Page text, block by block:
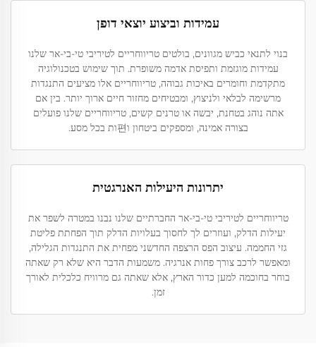
עמידות וביצוע יוצאי דופן
בנוי לתנאי כביש מגוונים, בולטים טריווחריים לטיריבי טי-בי-אר שלנו
עמידות מוגזמת ותפיסת אדמה משופרת. תוך שימוש בטכנולוגיה
מתקדמת וחומרים באיכות גבוהה, טריווחריים אלו מציעים התנגדות
מרשימה לבלאי ולניצוץ, ומבטיחים מחזור חיים ארוך יותר. בין אם
אתה נוהג בטחנת, יבשה או טרנים קשים, טריווחריים שלנו פועלים
בצורה אמינה, ומספקים ביטחון ו편ות בכל מסע.
יתרונות היעילות האנרגטית
טריווחריים לטיריבי טי-בי-אר החברתיים שלנו נבנו במטרה לשפר את
יעילות הדלק, ועוזרים לך לחסוך בעלויות הדלק תוך הפחתת פליטת
גזי החממה. עיצוב הפס הרצפה החדשני מפחית את התנגדות הגלילה,
ומאפשר לרכב צורך פחות אנרגיה. משמעות הדבר היא שלא רק שאתה
בוחר בחוכמה למען כדור הארץ, אלא שאתה גם מרוויח כלכלית לאורך
זמן.